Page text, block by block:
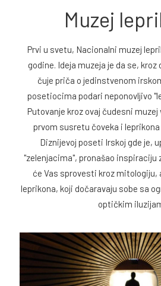
Muzej
Prvi u svetu, Nacionalni muzej
godine. Ideja muzeja je da se,
čuje priča o jedinstvenom
posetiocima podari neponovljivo
Putovanje kroz ovaj čudesni
prvom susretu čoveka i leprikona
Diznijevoj poseti Irskoj gde je,
"zelenjacima", pronašao inspiraciju
će Vas sprovesti kroz mitologiju,
leprikona, koji dočaravaju sobe sa
optičkim